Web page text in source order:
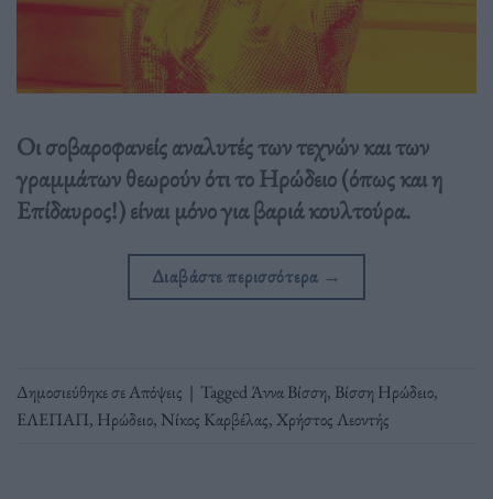
Οι σοβαροφανείς αναλυτές των τεχνών και των
γραμμάτων θεωρούν ότι το Ηρώδειο (όπως και η
Επίδαυρος!) είναι μόνο για βαριά κουλτούρα.
Διαβάστε περισσότερα →
Δημοσιεύθηκε σεΑπόψεις | TaggedΆννα Βίσση, Βίσση Ηρώδειο,
ΕΛΕΠΑΠ, Ηρώδειο, Νίκος Καρβέλας,Χρήστος Λεοντής